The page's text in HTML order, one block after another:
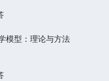
模型：理论与方法